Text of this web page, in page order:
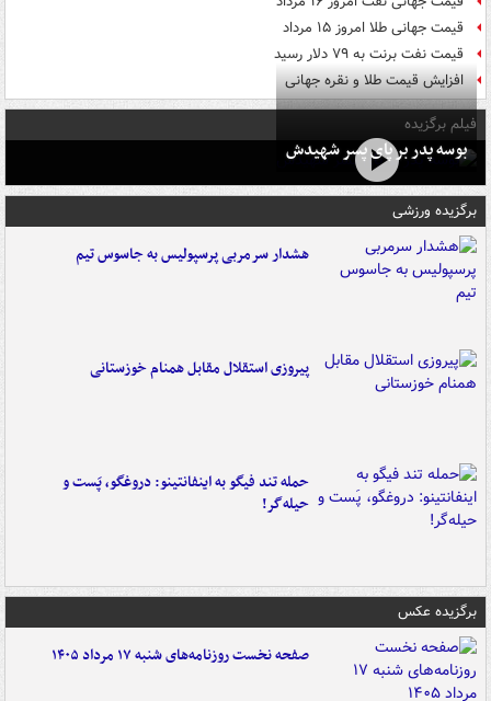
قیمت جهانی طلا امروز ۱۵ مرداد
قیمت نفت برنت به ۷۹ دلار رسید
افزایش قیمت طلا و نقره جهانی
فیلم برگزیده
بوسه‌ پدر بر پای پسر شهیدش
برگزیده ورزشی
هشدار سرمربی پرسپولیس به جاسوس تیم
پیروزی استقلال مقابل همنام خوزستانی
حمله تند فیگو به اینفانتینو: دروغگو، پَست‌ و
حیله‌گر!
برگزیده عکس
صفحه نخست روزنامه‌های شنبه ۱۷ مرداد ۱۴۰۵